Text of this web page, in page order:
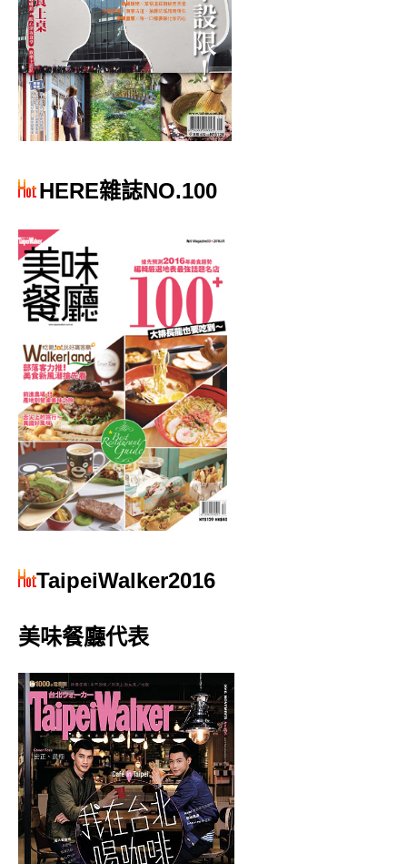
HERE雜誌NO.100
TaipeiWalker2016
美味餐廳代表